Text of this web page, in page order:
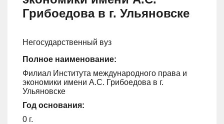
Грибоедова в г. Ульяновске
Негосударственный вуз
Полное наименование:
Филиал Института международного права и
экономики имени А.С. Грибоедова в г.
Ульяновске
Год основания:
0 г.